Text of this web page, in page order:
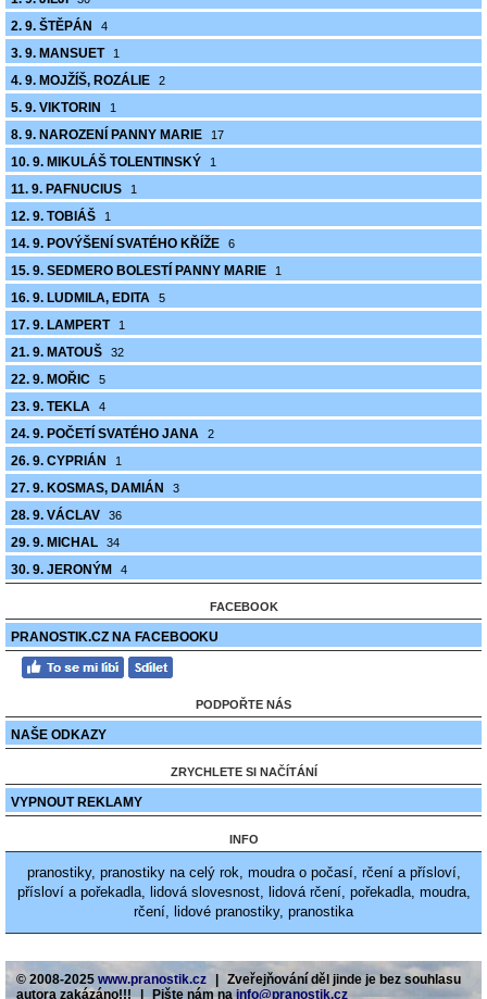
2. 9. ŠTĚPÁN 4
3. 9. MANSUET 1
4. 9. MOJŽÍŠ, ROZÁLIE 2
5. 9. VIKTORIN 1
8. 9. NAROZENÍ PANNY MARIE 17
10. 9. MIKULÁŠ TOLENTINSKÝ 1
11. 9. PAFNUCIUS 1
12. 9. TOBIÁŠ 1
14. 9. POVÝŠENÍ SVATÉHO KŘÍŽE 6
15. 9. SEDMERO BOLESTÍ PANNY MARIE 1
16. 9. LUDMILA, EDITA 5
17. 9. LAMPERT 1
21. 9. MATOUŠ 32
22. 9. MOŘIC 5
23. 9. TEKLA 4
24. 9. POČETÍ SVATÉHO JANA 2
26. 9. CYPRIÁN 1
27. 9. KOSMAS, DAMIÁN 3
28. 9. VÁCLAV 36
29. 9. MICHAL 34
30. 9. JERONÝM 4
FACEBOOK
PRANOSTIK.CZ NA FACEBOOKU
PODPOŘTE NÁS
NAŠE ODKAZY
ZRYCHLETE SI NAČÍTÁNÍ
VYPNOUT REKLAMY
INFO
pranostiky, pranostiky na celý rok, moudra o počasí, rčení a přísloví,
přísloví a pořekadla, lidová slovesnost, lidová rčení, pořekadla, moudra,
rčení, lidové pranostiky, pranostika
© 2008-2025 www.pranostik.cz
Zveřejňování děl jinde je bez souhlasu
autora zakázáno!!! | Pište nám nainfo@pranostik.cz